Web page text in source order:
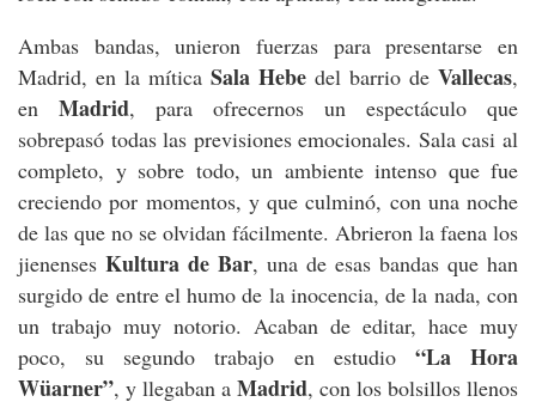
Ambas bandas, unieron fuerzas para presentarse en
Madrid, en la mítica Sala Hebe del barrio de Vallecas,
en Madrid, para ofrecernos un espectáculo que
sobrepasó todas las previsiones emocionales. Sala casi al
completo, y sobre todo, un ambiente intenso que fue
creciendo por momentos, y que culminó, con una noche
de las que no se olvidan fácilmente. Abrieron la faena los
jienenses Kultura de Bar, una de esas bandas que han
surgido de entre el humo de la inocencia, de la nada, con
un trabajo muy notorio. Acaban de editar, hace muy
poco, su segundo trabajo en estudio “La Hora
Wüarner”, y llegaban a Madrid, con los bolsillos llenos